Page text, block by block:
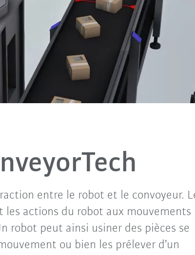
entre le robot et le convoyeur.
actions du robot aux mouvements
robot peut ainsi usiner des pièces se
ou bien les prélever d’un